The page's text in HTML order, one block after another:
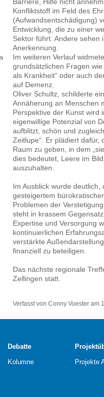
Konfliktstoff im Feld des
(Aufwandsentschädigung)
Entwicklung, die zu einer
Sektor führt. Andere sehen
Anerkennung.
Im weiteren Verlauf
grundsätzlichen Fragen
als Krankheit“ oder auch
auf Demenz.
Oliver Schultz, schilderte
Annäherung an Menschen
Perspektive der Kunst wird
eigenwillige Potenzial von
aufblitzt, schön und
Zeitlupe“. Er plädiert dafür,
Raum zu geben, in dem
dies bedeutet, Leere im
auszuhalten.
Im Ausblick wurde
gesteigertem
Problemen der
steht in krassem
Expertise und Versorgung
kontinuierlichen
verstärkte
finanziell zu beteiligen.
Das nächste regionale
Zellingen statt.
Verfasst von Conny Voester am
Debatte
Kolumne
Projekte